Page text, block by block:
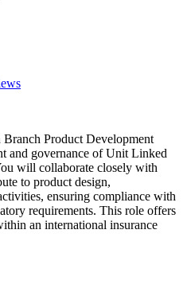
Product Development
and governance of Unit Linked
will collaborate closely with
to product design,
ensuring compliance with
requirements. This role offers
an international insurance